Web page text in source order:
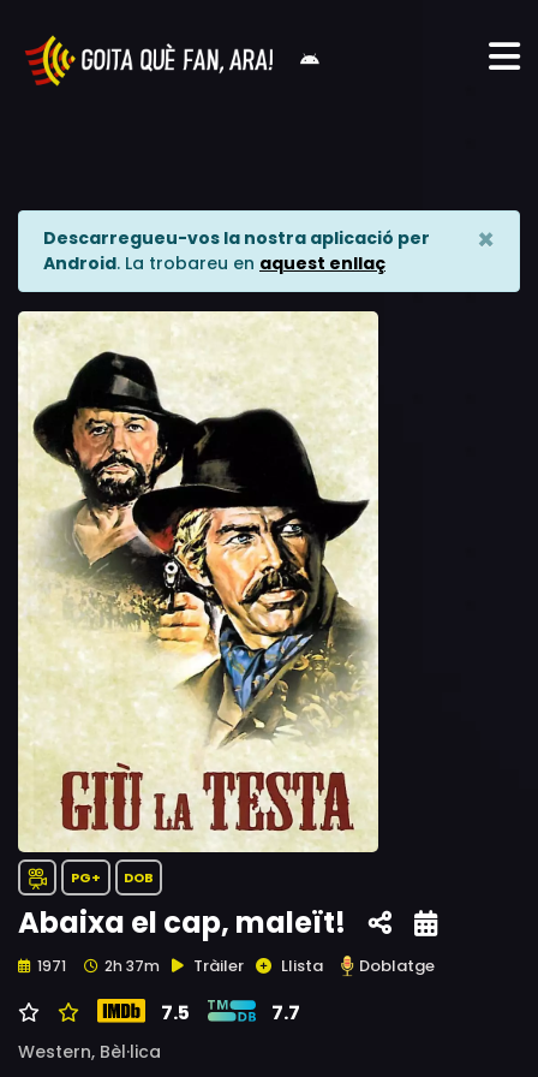
Descarregueu-vos la nostra aplicació per
Android. La trobareu en aquest enllaç
×
PG+ DOB
Abaixa el cap, maleït!
1971 2h 37m Tràiler Llista Doblatge
7.5 7.7
Western, Bèl·lica